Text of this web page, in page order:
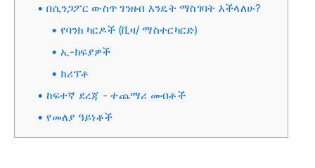
በሲንጋፖር ውስጥ ገንዘብ እንዴት ማስገባት እችላለሁ?
የባንክ ካርዶች (ቪዛ/ ማስተርካርድ)
ኢ-ክፍያዎች
ክሪፕቶ
ከፍተኛ ደረጃ - ተጨማሪ መብቶች
የመለያ ዓይነቶች